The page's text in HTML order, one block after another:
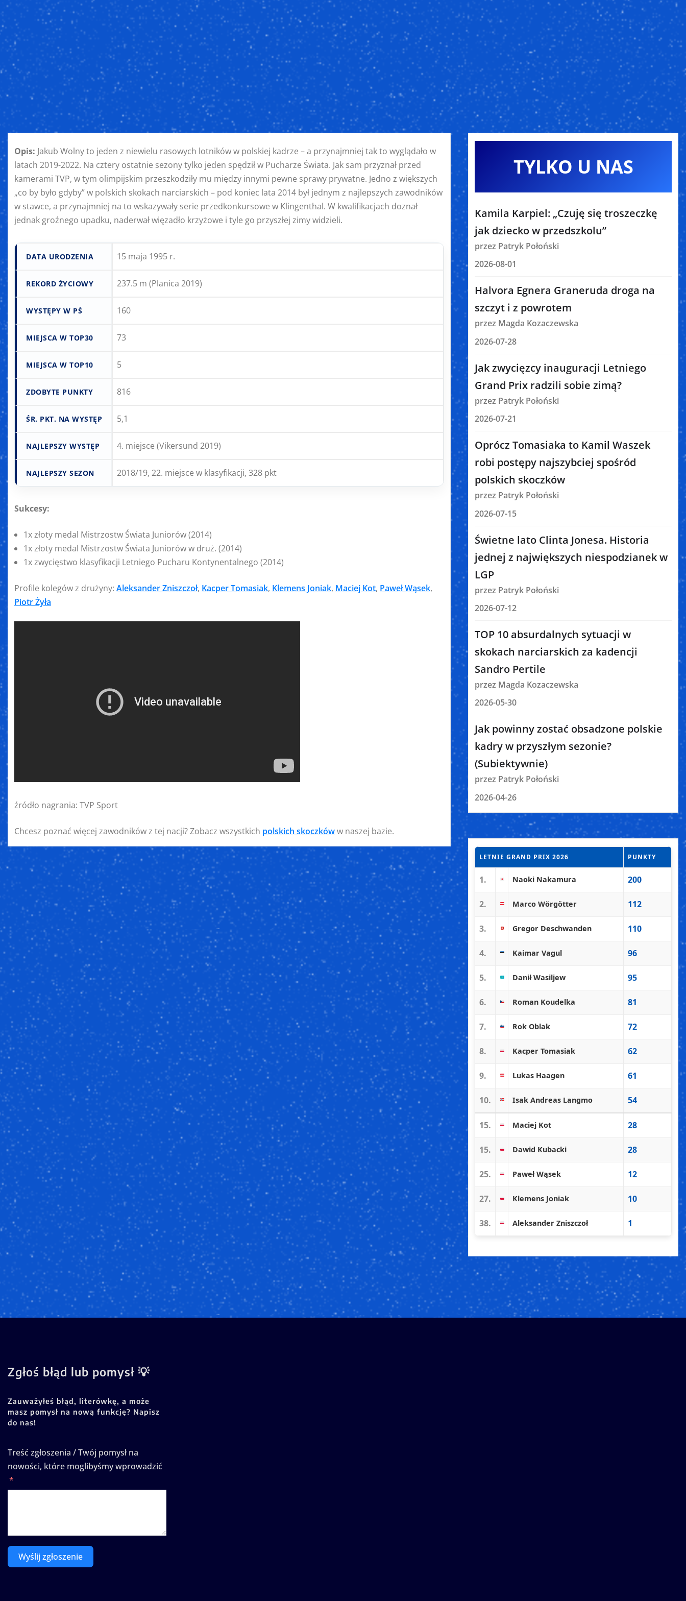
Opis: Jakub Wolny to jeden z niewielu rasowych lotników w polskiej kadrze – a przynajmniej tak to wyglądało w
latach 2019-2022. Na cztery ostatnie sezony tylko jeden spędził w Pucharze Świata. Jak sam przyznał przed
kamerami TVP, w tym olimpijskim przeszkodziły mu między innymi pewne sprawy prywatne. Jedno z większych
„co by było gdyby” w polskich skokach narciarskich – pod koniec lata 2014 był jednym z najlepszych zawodników
w stawce, a przynajmniej na to wskazywały serie przedkonkursowe w Klingenthal. W kwalifikacjach doznał
jednak groźnego upadku, naderwał więzadło krzyżowe i tyle go przyszłej zimy widzieli.
DATA URODZENIA 15 maja 1995 r.
REKORD ŻYCIOWY 237.5 m (Planica 2019)
WYSTĘPY W PŚ 160
MIEJSCA W TOP30 73
MIEJSCA W TOP10 5
ZDOBYTE PUNKTY 816
ŚR. PKT. NA WYSTĘP 5,1
NAJLEPSZY WYSTĘP 4. miejsce (Vikersund 2019)
NAJLEPSZY SEZON 2018/19, 22. miejsce w klasyfikacji, 328 pkt
Sukcesy:
1x złoty medal Mistrzostw Świata Juniorów (2014)
1x złoty medal Mistrzostw Świata Juniorów w druż. (2014)
1x zwycięstwo klasyfikacji Letniego Pucharu Kontynentalnego (2014)
Profile kolegów z drużyny: Aleksander Zniszczoł, Kacper Tomasiak, Klemens Joniak, Maciej Kot, Paweł Wąsek,
Piotr Żyła
źródło nagrania: TVP Sport
Chcesz poznać więcej zawodników z tej nacji? Zobacz wszystkich polskich skoczkóww naszej bazie.
TYLKO U NAS
Kamila Karpiel: „Czuję się troszeczkę
jak dziecko w przedszkolu”
przez Patryk Połoński
2026-08-01
Halvora Egnera Graneruda droga na
szczyt i z powrotem
przez Magda Kozaczewska
2026-07-28
Jak zwycięzcy inauguracji Letniego
Grand Prix radzili sobie zimą?
przez Patryk Połoński
2026-07-21
Oprócz Tomasiaka to Kamil Waszek
robi postępy najszybciej spośród
polskich skoczków
przez Patryk Połoński
2026-07-15
Świetne lato Clinta Jonesa. Historia
jednej z największych niespodzianek w
LGP
przez Patryk Połoński
2026-07-12
TOP 10 absurdalnych sytuacji w
skokach narciarskich za kadencji
Sandro Pertile
przez Magda Kozaczewska
2026-05-30
Jak powinny zostać obsadzone polskie
kadry w przyszłym sezonie?
(Subiektywnie)
przez Patryk Połoński
2026-04-26
LETNIE GRAND PRIX 2026 PUNKTY
1. Naoki Nakamura 200
2. Marco Wörgötter 112
3. Gregor Deschwanden 110
4. Kaimar Vagul 96
5. Danił Wasiljew 95
6. Roman Koudelka 81
7. Rok Oblak 72
8. Kacper Tomasiak 62
9. Lukas Haagen 61
10. Isak Andreas Langmo 54
15. Maciej Kot 28
15. Dawid Kubacki 28
25. Paweł Wąsek 12
27. Klemens Joniak 10
38. Aleksander Zniszczoł 1
Zgłoś błąd lub pomysł 💡
Zauważyłeś błąd, literówkę, a może
masz pomysł na nową funkcję? Napisz
do nas!
Treść zgłoszenia / Twój pomysł na
nowości, które moglibyśmy wprowadzić
Wyślij zgłoszenie